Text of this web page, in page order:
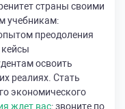
страны своими
учебникам:
преодоления
освоить
реалиях. Стать
экономического
ждет вас: звоните по